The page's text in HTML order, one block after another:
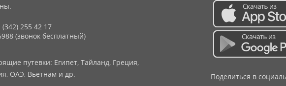
(342) 255 42 17
(звонок бесплатный)
путевки: Египет, Тайланд, Греция,
ОАЭ, Вьетнам и др.
Поделиться в